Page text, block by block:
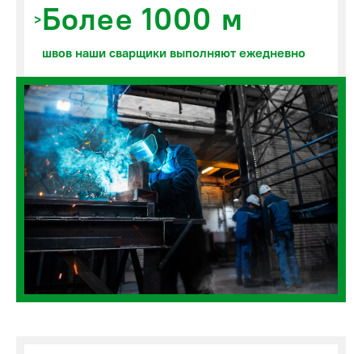
Более 1000 м
швов наши сварщики выполняют ежедневно